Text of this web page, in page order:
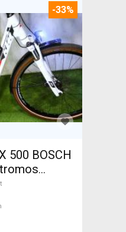
-33%
500 BOSCH
km/h